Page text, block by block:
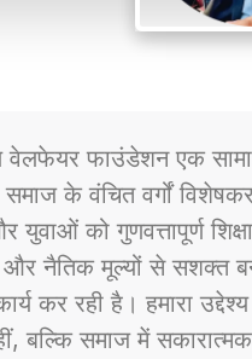
वेलफेयर फाउंडेशन एक
के वंचित वर्गों
को गुणवत्तापूर्ण
और नैतिक मूल्यों से सशक्त
कर रही है। हमारा
बल्कि समाज में